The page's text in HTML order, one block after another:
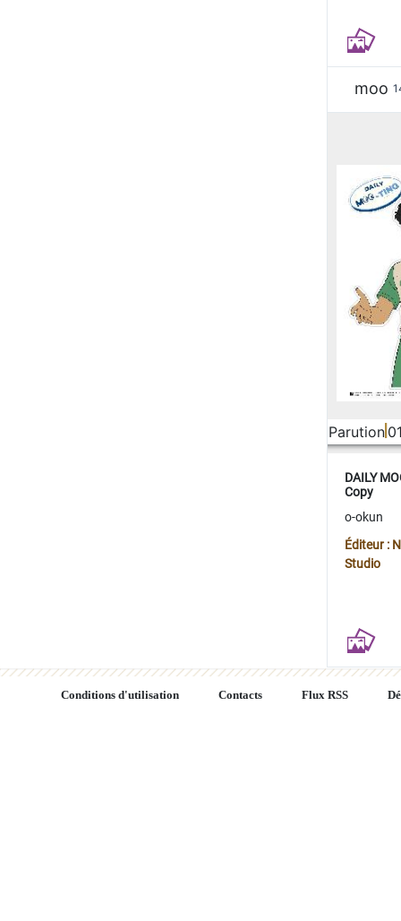
moo
Parution
DAILY
Copy
o-okun
Éditeur :
Studio
Conditions d'utilisation Contacts Flux RSS